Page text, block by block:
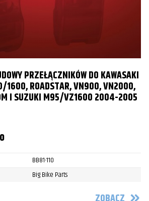
PRZEŁĄCZNIKÓW DO KAWASAKI
1600, ROADSTAR, VN900, VN2000,
I SUZUKI M95/VZ1600 2004-2005
BB81-110
Big Bike Parts